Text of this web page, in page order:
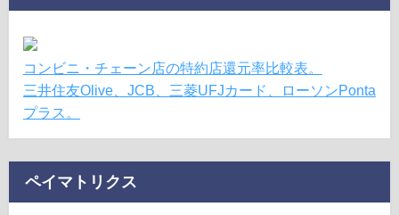
コンビニ・チェーン店の特約店還元率比較表。
三井住友Olive、JCB、三菱UFJカード、ローソンPonta
プラス。
ペイマトリクス